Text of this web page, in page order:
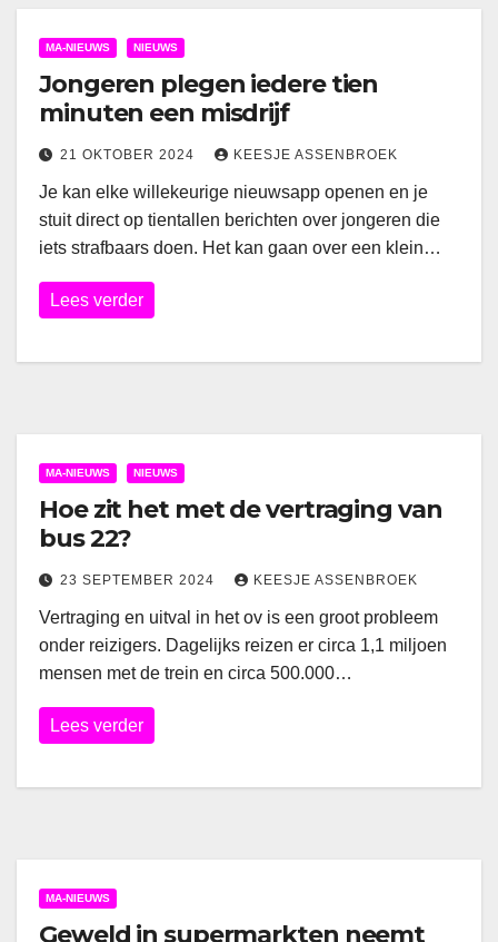
MA-NIEUWS NIEUWS
Jongeren plegen iedere tien
minuten een misdrijf
21 OKTOBER 2024 KEESJE ASSENBROEK
Je kan elke willekeurige nieuwsapp openen en je
stuit direct op tientallen berichten over jongeren die
iets strafbaars doen. Het kan gaan over een klein…
Lees verder
MA-NIEUWS NIEUWS
Hoe zit het met de vertraging van
bus 22?
23 SEPTEMBER 2024 KEESJE ASSENBROEK
Vertraging en uitval in het ov is een groot probleem
onder reizigers. Dagelijks reizen er circa 1,1 miljoen
mensen met de trein en circa 500.000…
Lees verder
MA-NIEUWS
Geweld in supermarkten neemt